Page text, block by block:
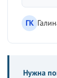
ГК
Нужна